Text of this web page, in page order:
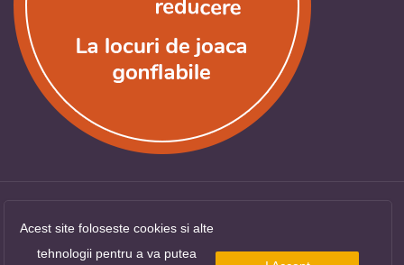
Acest site foloseste cookies si alte
tehnologii pentru a va putea
Copyright ©LocuriDeJoaca.com